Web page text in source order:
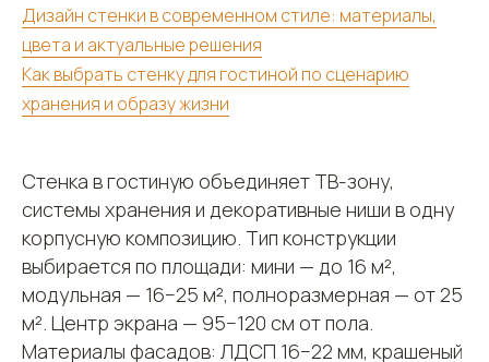
Дизайн стенки в современном стиле: материалы,
цвета и актуальные решения
Как выбрать стенку для гостиной по сценарию
хранения и образу жизни
Стенка в гостиную объединяет ТВ-зону,
системы хранения и декоративные ниши в одну
корпусную композицию. Тип конструкции
выбирается по площади: мини — до 16 м²,
модульная — 16−25 м², полноразмерная — от 25
м². Центр экрана — 95−120 см от пола.
Материалы фасадов: ЛДСП 16−22 мм, крашеный